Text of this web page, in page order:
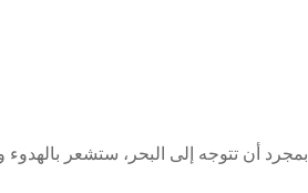
بمجرد أن تتوجه إلى البحر، ستشعر